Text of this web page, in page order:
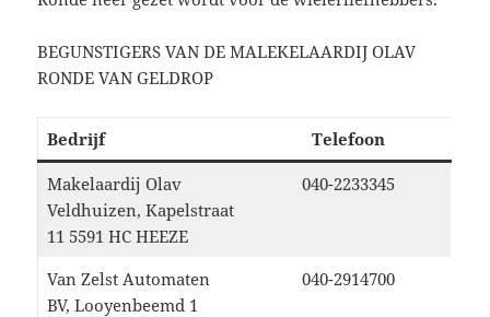
BEGUNSTIGERS VAN DE MALEKELAARDIJ OLAV
RONDE VAN GELDROP
Bedrijf Telefoon
Makelaardij Olav
Veldhuizen, Kapelstraat
11 5591 HC HEEZE
040-2233345
Van Zelst Automaten
BV, Looyenbeemd 1
040-2914700